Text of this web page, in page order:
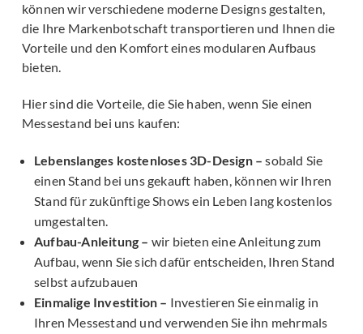
können wir verschiedene moderne Designs gestalten,
die Ihre Markenbotschaft transportieren und Ihnen die
Vorteile und den Komfort eines modularen Aufbaus
bieten.
Hier sind die Vorteile, die Sie haben, wenn Sie einen
Messestand bei uns kaufen:
Lebenslanges kostenloses 3D-Design – sobald Sie
einen Stand bei uns gekauft haben, können wir Ihren
Stand für zukünftige Shows ein Leben lang kostenlos
umgestalten.
Aufbau-Anleitung – wir bieten eine Anleitung zum
Aufbau, wenn Sie sich dafür entscheiden, Ihren Stand
selbst aufzubauen
Einmalige Investition – Investieren Sie einmalig in
Ihren Messestand und verwenden Sie ihn mehrmals